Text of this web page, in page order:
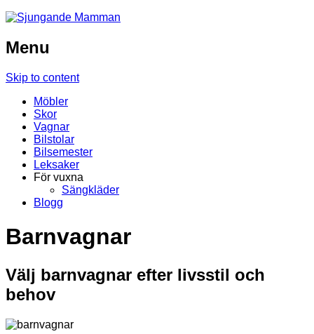
Menu
Skip to content
Möbler
Skor
Vagnar
Bilstolar
Bilsemester
Leksaker
För vuxna
Sängkläder
Blogg
Barnvagnar
Välj barnvagnar efter livsstil och
behov